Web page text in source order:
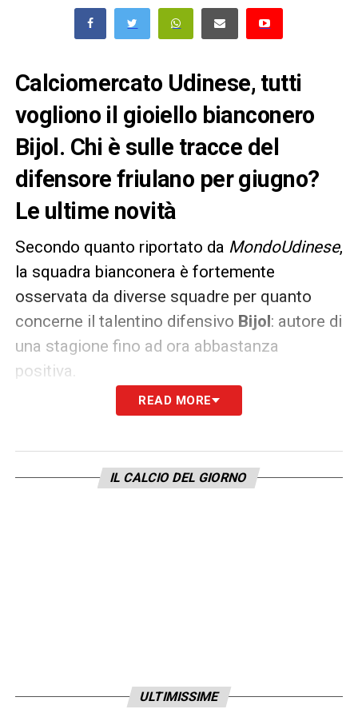
Calciomercato Udinese, tutti
vogliono il gioiello bianconero
Bijol. Chi è sulle tracce del
difensore friulano per giugno?
Le ultime novità
Secondo quanto riportato da MondoUdinese,
la squadra bianconera è fortemente
osservata da diverse squadre per quanto
concerne il talentino difensivo Bijol: autore di
una stagione fino ad ora abbastanza
positiva.
calciomercato Udinesevede l’interesse di
avrebbero provato ad avanzare rispetto alla
READ MORE
IL CALCIO DEL GIORNO
ULTIMISSIME